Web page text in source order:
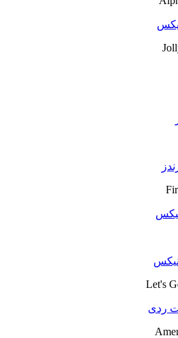
Let's
ردی